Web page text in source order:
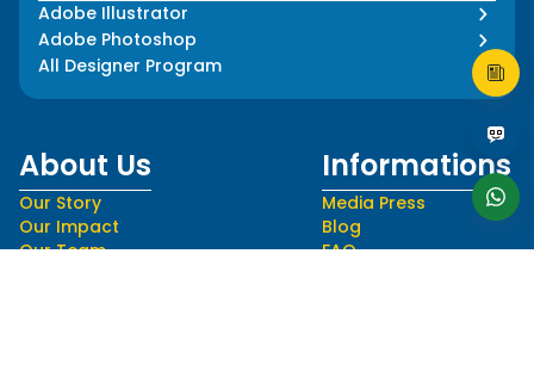
Adobe Illustrator
Adobe Photoshop
All Designer Program
About Us
Our Story
Our Impact
Our Team
Informations
Media Press
Blog
FAQ